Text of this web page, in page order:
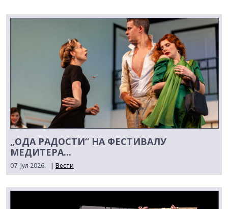
„ОДА РАДОСТИ“ НА ФЕСТИВАЛУ
МЕДИТЕРА...
07. јул 2026. | Вести